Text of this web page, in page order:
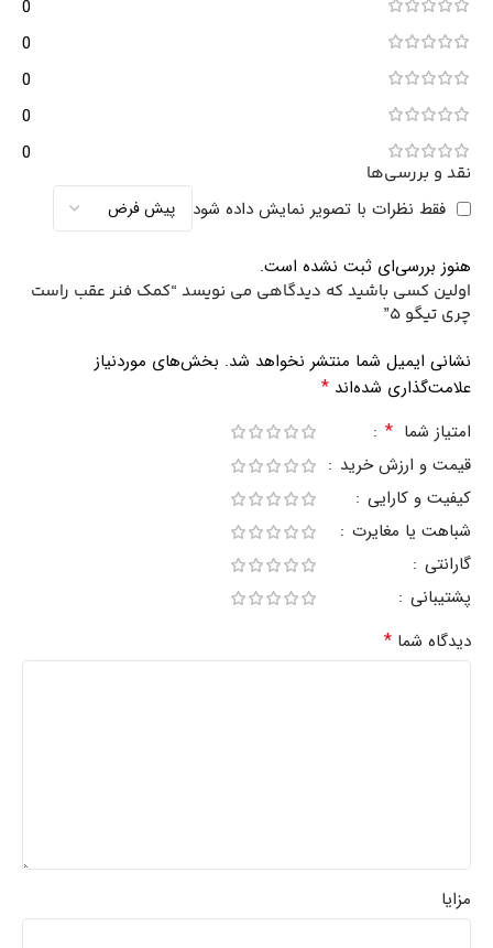
0
0
0
0
0
نقد و بررسی‌ها
فقط نظرات با تصویر نمایش داده شود
هنوز بررسی‌ای ثبت نشده است.
اولین کسی باشید که دیدگاهی می نویسد “کمک فنر عقب راست
چری تیگو 5”
نشانی ایمیل شما منتشر نخواهد شد. بخش‌های موردنیاز
علامت‌گذاری شده‌اند *
امتیاز شما *
قیمت و ارزش خرید
کیفیت و کارایی
شباهت یا مغایرت
گارانتی
پشتیبانی
دیدگاه شما *
مزایا